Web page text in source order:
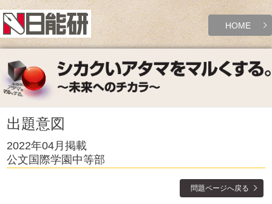
HOME
出題意図
2022年04月掲載
公文国際学園中等部
問題ページへ戻る